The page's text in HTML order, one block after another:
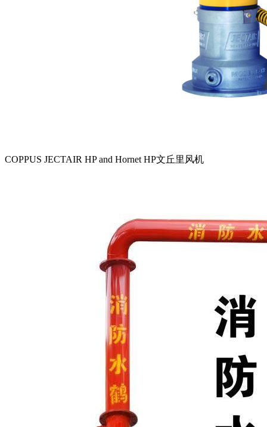
COPPUS JECTAIR HP and Hornet HP文丘里风机